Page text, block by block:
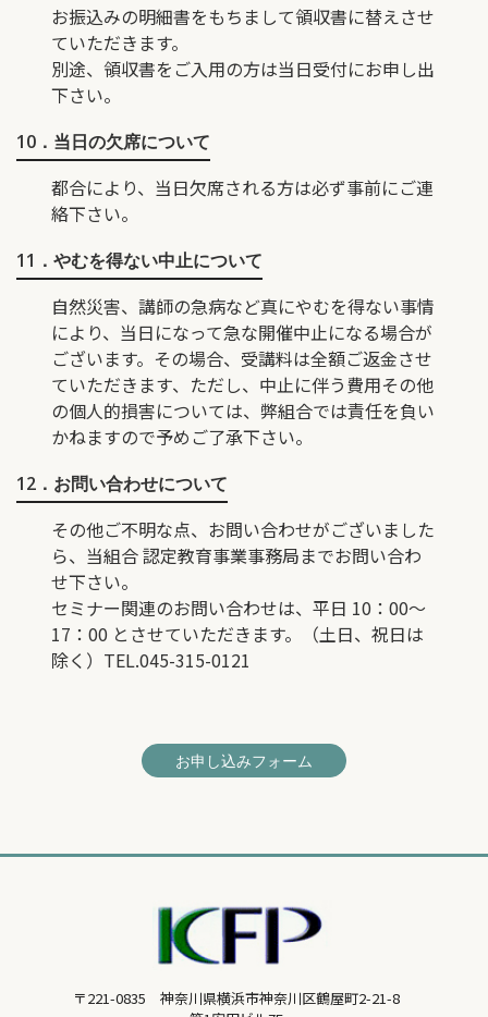
お振込みの明細書をもちまして領収書に替えさせ
ていただきます。
別途、領収書をご入用の方は当日受付にお申し出
下さい。
10．当日の欠席について
都合により、当日欠席される方は必ず事前にご連
絡下さい。
11．やむを得ない中止について
自然災害、講師の急病など真にやむを得ない事情
により、当日になって急な開催中止になる場合が
ございます。その場合、受講料は全額ご返金させ
ていただきます、ただし、中止に伴う費用その他
の個人的損害については、弊組合では責任を負い
かねますので予めご了承下さい。
12．お問い合わせについて
その他ご不明な点、お問い合わせがございました
ら、当組合 認定教育事業事務局までお問い合わ
せ下さい。
セミナー関連のお問い合わせは、平日 10：00～
17：00 とさせていただきます。（土日、祝日は
除く）TEL.045-315-0121
お申し込みフォーム
〒221-0835 神奈川県横浜市神奈川区鶴屋町2-21-8